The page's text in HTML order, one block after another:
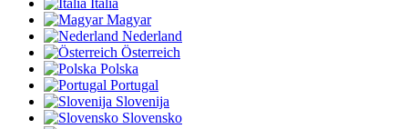
Italia
Magyar
Nederland
Österreich
Polska
Portugal
Slovenija
Slovensko